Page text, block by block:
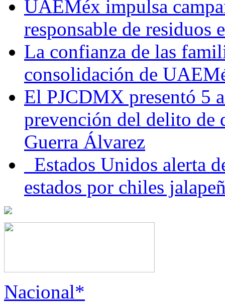
UAEMéx impulsa
responsable de residuos
La confianza de las
consolidación de
El PJCDMX presentó 5
prevención del delito de
Guerra Álvarez
Estados Unidos alerta
estados por chiles
Nacional*